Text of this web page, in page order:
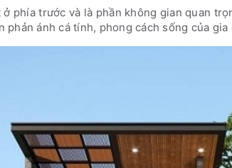
phía trước và là phần không gian quan
phản ánh cá tính, phong cách sống của gia